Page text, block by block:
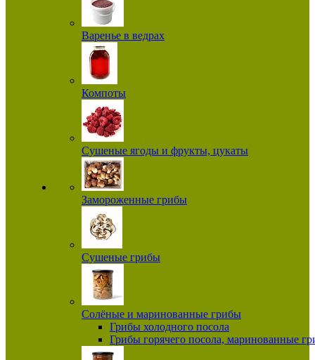
Варенье в ведрах
Компоты
Сушеные ягоды и фрукты, цукаты
Замороженные грибы
Сушеные грибы
Солёные и маринованные грибы
Грибы холодного посола
Грибы горячего посола, маринованные